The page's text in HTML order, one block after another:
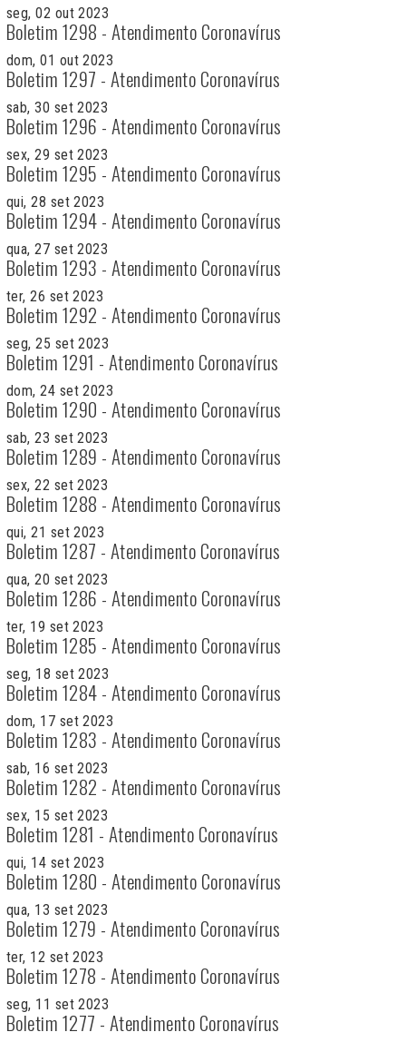
seg, 02 out 2023
Boletim 1298 - Atendimento Coronavírus
dom, 01 out 2023
Boletim 1297 - Atendimento Coronavírus
sab, 30 set 2023
Boletim 1296 - Atendimento Coronavírus
sex, 29 set 2023
Boletim 1295 - Atendimento Coronavírus
qui, 28 set 2023
Boletim 1294 - Atendimento Coronavírus
qua, 27 set 2023
Boletim 1293 - Atendimento Coronavírus
ter, 26 set 2023
Boletim 1292 - Atendimento Coronavírus
seg, 25 set 2023
Boletim 1291 - Atendimento Coronavírus
dom, 24 set 2023
Boletim 1290 - Atendimento Coronavírus
sab, 23 set 2023
Boletim 1289 - Atendimento Coronavírus
sex, 22 set 2023
Boletim 1288 - Atendimento Coronavírus
qui, 21 set 2023
Boletim 1287 - Atendimento Coronavírus
qua, 20 set 2023
Boletim 1286 - Atendimento Coronavírus
ter, 19 set 2023
Boletim 1285 - Atendimento Coronavírus
seg, 18 set 2023
Boletim 1284 - Atendimento Coronavírus
dom, 17 set 2023
Boletim 1283 - Atendimento Coronavírus
sab, 16 set 2023
Boletim 1282 - Atendimento Coronavírus
sex, 15 set 2023
Boletim 1281 - Atendimento Coronavírus
qui, 14 set 2023
Boletim 1280 - Atendimento Coronavírus
qua, 13 set 2023
Boletim 1279 - Atendimento Coronavírus
ter, 12 set 2023
Boletim 1278 - Atendimento Coronavírus
seg, 11 set 2023
Boletim 1277 - Atendimento Coronavírus